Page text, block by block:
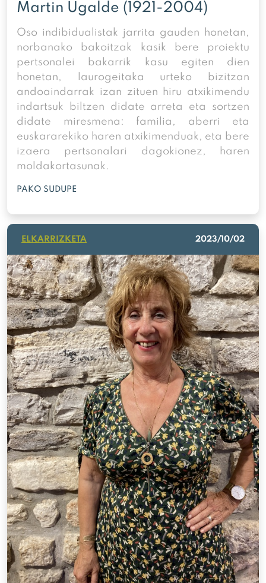
Martin Ugalde (1921-2004)
Oso indibidualistak jarrita gauden honetan,
norbanako bakoitzak kasik bere proiektu
pertsonalei bakarrik kasu egiten dien
honetan, laurogeitaka urteko bizitzan
andoaindarrak izan zituen hiru atxikimendu
indartsuk biltzen didate arreta eta sortzen
didate miresmena: familia, aberri eta
euskararekiko haren atxikimenduak, eta bere
izaera pertsonalari dagokionez, haren
moldakortasunak.
PAKO SUDUPE
ELKARRIZKETA 2023/10/02